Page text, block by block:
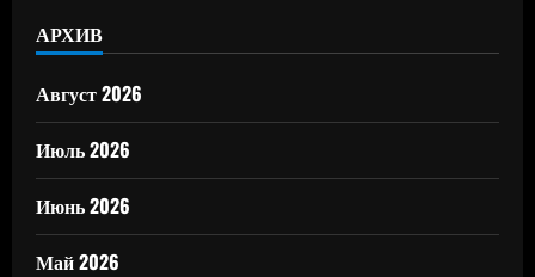
АРХИВ
Август 2026
Июль 2026
Июнь 2026
Май 2026